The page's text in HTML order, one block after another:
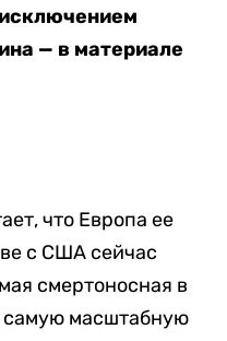
— в материале
что Европа ее
с США сейчас
смертоносная в
самую масштабную